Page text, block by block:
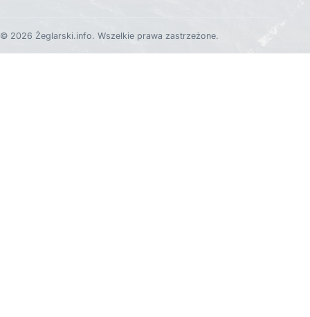
© 2026 Żeglarski.info. Wszelkie prawa zastrzeżone.